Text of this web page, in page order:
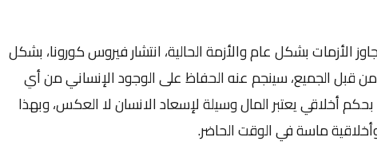
الأزمات بشكل عام والأزمة الحالية، انتشار فيروس كورونا، بشكل
الجميع، سينجم عنه الحفاظ على الوجود الإنساني من أي
أخلاقي يعتبر المال وسيلة لإسعاد الانسان لا العكس، وبهذا
ماسة في الوقت الحاضر.